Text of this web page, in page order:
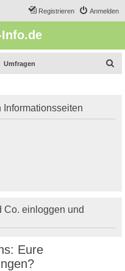
Anmelden
Registrieren
Umfragen
e
Co. einloggen und
Eure